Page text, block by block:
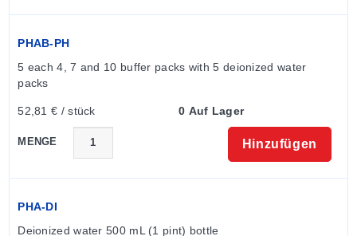
PHAB-PH
5 each 4, 7 and 10 buffer packs with 5 deionized water
packs
52,81 € / stück 0 Auf Lager
MENGE Hinzufügen
PHA-DI
Deionized water 500 mL (1 pint) bottle